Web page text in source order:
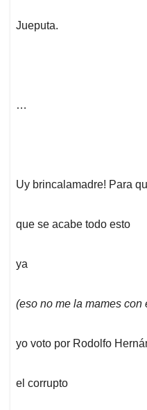
Jueputa.
…
Uy brincalamadre! Para
que se acabe todo esto
ya
(eso no me la mames con
yo voto por Rodolfo
el corrupto